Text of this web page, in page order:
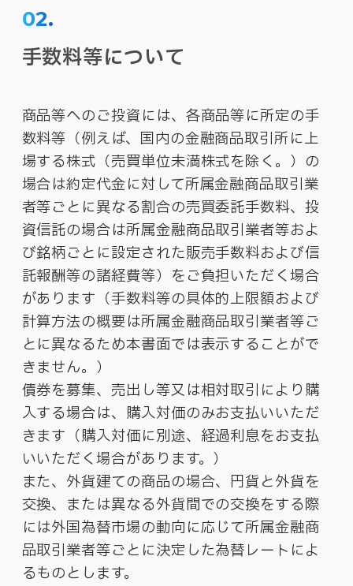
02.
手数料等について
商品等へのご投資には、各商品等に所定の手
数料等（例えば、国内の金融商品取引所に上
場する株式（売買単位未満株式を除く。）の
場合は約定代金に対して所属金融商品取引業
者等ごとに異なる割合の売買委託手数料、投
資信託の場合は所属金融商品取引業者等およ
び銘柄ごとに設定された販売手数料および信
託報酬等の諸経費等）をご負担いただく場合
があります（手数料等の具体的上限額および
計算方法の概要は所属金融商品取引業者等ご
とに異なるため本書面では表示することがで
きません。）
債券を募集、売出し等又は相対取引により購
入する場合は、購入対価のみお支払いいただ
きます（購入対価に別途、経過利息をお支払
いいただく場合があります。）
また、外貨建ての商品の場合、円貨と外貨を
交換、または異なる外貨間での交換をする際
には外国為替市場の動向に応じて所属金融商
品取引業者等ごとに決定した為替レートによ
るものとします。